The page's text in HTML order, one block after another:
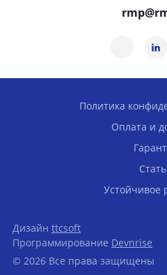
Политика
Оплата и
Устойчивое
© 2026 Все права защищены
Дизайн ttcsoft
Программирование Devnrise